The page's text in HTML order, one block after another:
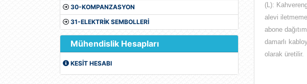
30-KOMPANZASYON
31-ELEKTRİK SEMBOLLERİ
Mühendislik Hesapları
KESİT HESABI
(L):
alevi
abone
damarlı
olarak üretilir.